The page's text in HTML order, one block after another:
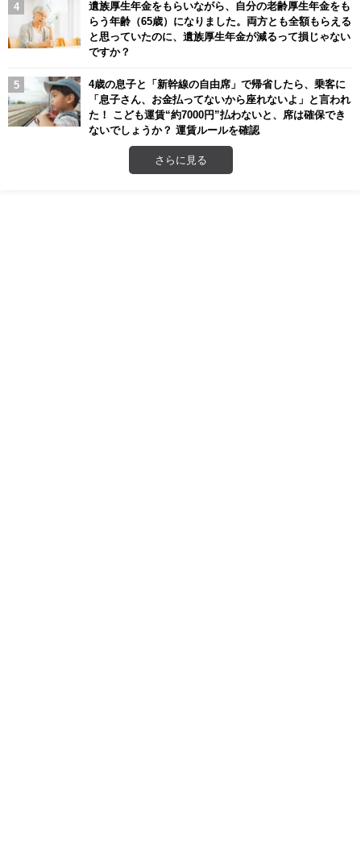
遺族厚生年金をもらいながら、自分の老齢厚生年金をも
らう年齢（65歳）になりました。両方とも全額もらえる
と思っていたのに、遺族厚生年金が減るって損じゃない
ですか？
4歳の息子と「新幹線の自由席」で帰省したら、乗客に
「息子さん、お金払ってないから座れないよ」と言われ
た！ こども運賃“約7000円”払わないと、席は確保でき
ないでしょうか？ 運賃ルールを確認
さらに見る